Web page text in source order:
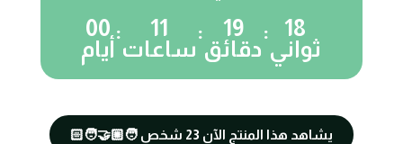
00
أيام
:
11
ساعات
:
19
دقائق
:
18
ثواني
🧑🏼‍🤝‍🧑🏻 يشاهد هذا المنتج الآن 23 شخص